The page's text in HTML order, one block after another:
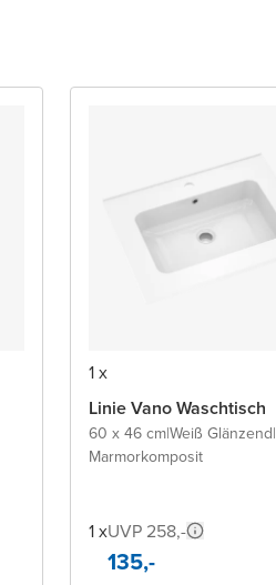
1 x
Linie Vano Waschtisch
60 x 46 cm|Weiß Glänzend|
Marmorkomposit
1 xUVP 258,-
135,-